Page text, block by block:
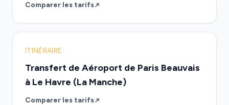
Comparer les tarifs
ITINÉRAIRE
Transfert de Aéroport de Paris Beauvais
à Le Havre (La Manche)
Comparer les tarifs